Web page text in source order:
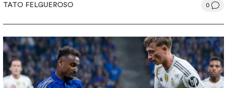
TATO FELGUEROSO 0